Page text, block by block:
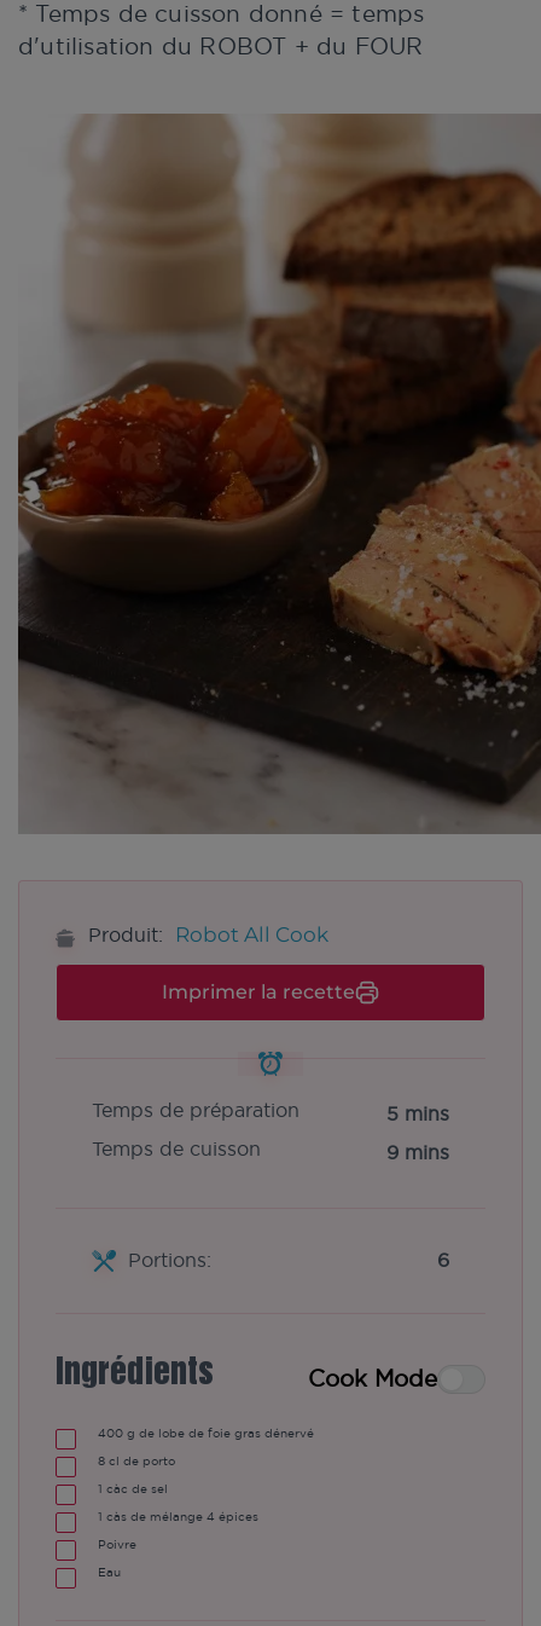
* Temps de cuisson donné = temps
d'utilisation du ROBOT + du FOUR
Produit: Robot All Cook
Imprimer la recette
Temps de préparation
5 mins
Temps de cuisson
9 mins
Portions: 6
Ingrédients Cook Mode
400 g de lobe de foie gras dénervé
8 cl de porto
1 càc de sel
1 càs de mélange 4 épices
Poivre
Eau